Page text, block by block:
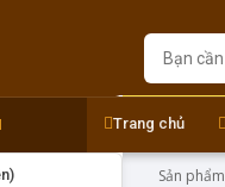
Trang chủ
Sản phẩm